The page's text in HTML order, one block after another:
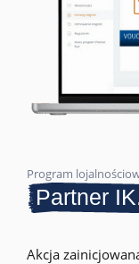
Program
Partner
Akcja